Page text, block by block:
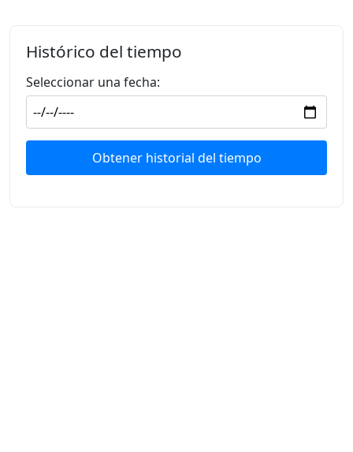
Histórico del tiempo
Seleccionar una fecha:
Obtener historial del tiempo